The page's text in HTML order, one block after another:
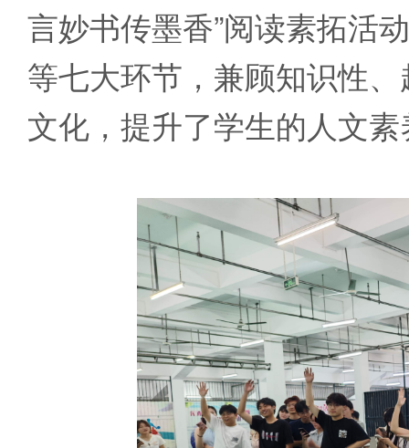
言妙书传墨香”阅读素拓活
等七大环节，兼顾知识性
文化，提升了学生的人文